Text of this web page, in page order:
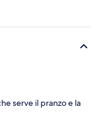
serve il pranzo e la